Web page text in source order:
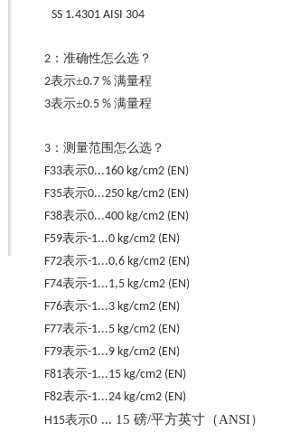
SS 1.4301 AISI 304
2 ：准确性怎么选？
2表示±0.7 % 满量程
3表示±0.5 % 满量程
3 ：测量范围怎么选？
F33表示0...160 kg/cm2 (EN)
F35表示0...250 kg/cm2 (EN)
F38表示0...400 kg/cm2 (EN)
F59表示-1...0 kg/cm2 (EN)
F72表示-1...0,6 kg/cm2 (EN)
F74表示-1...1,5 kg/cm2 (EN)
F76表示-1...3 kg/cm2 (EN)
F77表示-1...5 kg/cm2 (EN)
F79表示-1...9 kg/cm2 (EN)
F81表示-1...15 kg/cm2 (EN)
F82表示-1...24 kg/cm2 (EN)
H15表示0 ... 15 磅/平方英寸（ANSI）